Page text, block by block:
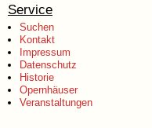
Service
Suchen
Kontakt
Impressum
Datenschutz
Historie
Opernhäuser
Veranstaltungen